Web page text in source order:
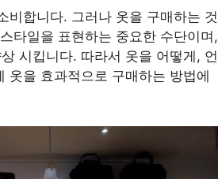
비합니다. 그러나 옷을 구매하는 것
타일을 표현하는 중요한 수단이며,
시킵니다. 따라서 옷을 어떻게, 언
옷을 효과적으로 구매하는 방법에